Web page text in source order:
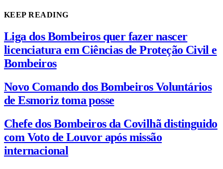
KEEP READING
Liga dos Bombeiros quer fazer nascer
licenciatura em Ciências de Proteção Civil e
Bombeiros
Novo Comando dos Bombeiros Voluntários
de Esmoriz toma posse
Chefe dos Bombeiros da Covilhã distinguido
com Voto de Louvor após missão
internacional